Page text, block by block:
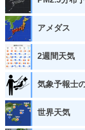
アメダス
2週間天気
気象予報士
世界天気